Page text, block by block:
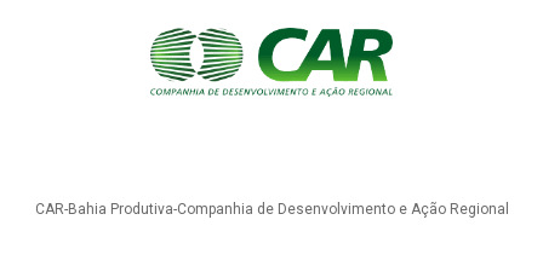
CAR-Bahia Produtiva-Companhia de Desenvolvimento e Ação Regional